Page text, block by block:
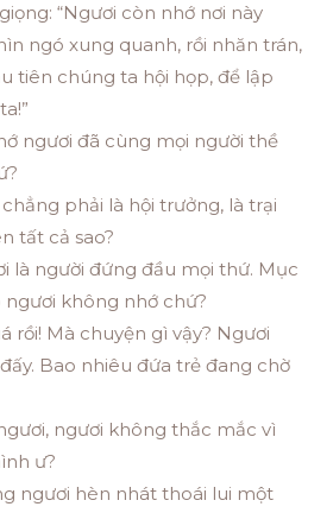
“Ngươi còn nhớ nơi này
ngó xung quanh, rồi nhăn trán,
tiên chúng ta hội họp, để lập
ngươi đã cùng mọi người thề
phải là hội trưởng, là trại
tất cả sao?
là người đứng đầu mọi thứ. Mục
không nhớ chứ?
rồi! Mà chuyện gì vậy? Ngươi
Bao nhiêu đứa trẻ đang chờ
ngươi không thắc mắc vì
ư?
ngươi hèn nhát thoái lui một